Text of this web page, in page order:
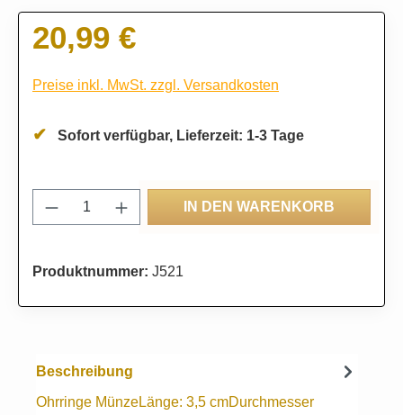
Regulärer Preis:
20,99 €
Preise inkl. MwSt. zzgl. Versandkosten
Sofort verfügbar, Lieferzeit: 1-3 Tage
Produkt Anzahl: Gib den gewünschten
IN DEN WARENKORB
Produktnummer: J521
Beschreibung
Ohrringe MünzeLänge: 3,5 cmDurchmesser